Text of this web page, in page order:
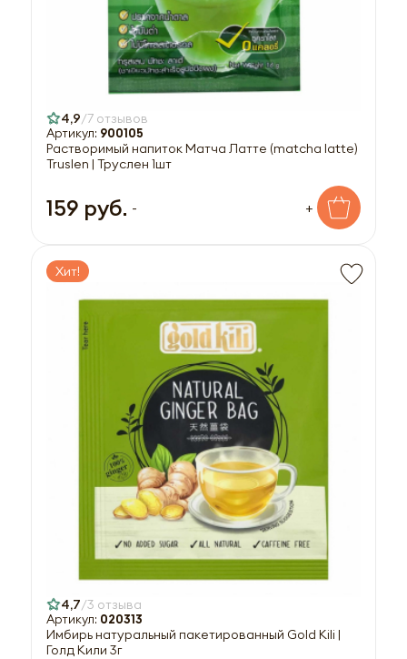
4,9 7 отзывов
Артикул: 900105
Растворимый напиток Матча Латте (matcha latte)
Truslen | Труслен 1шт
159 руб. - +
Хит!
4,7 3 отзыва
Артикул: 020313
Имбирь натуральный пакетированный Gold Kili |
Голд Кили 3г